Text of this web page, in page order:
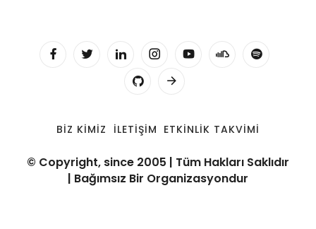
BIZ KIMIZ İLETIŞIM ETKINLIK TAKVIMI
© Copyright, since 2005 | Tüm Hakları Saklıdır
| Bağımsız Bir Organizasyondur